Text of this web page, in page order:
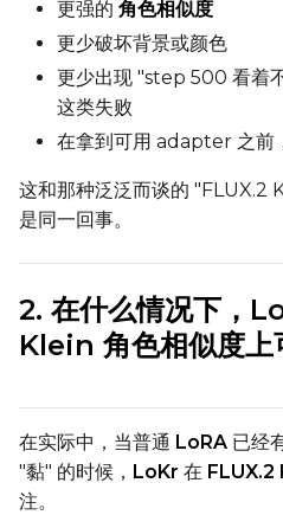
更强的 角色相似度
更少破坏背景或颜色
更少出现 "step 500 看着
这类失败
在拿到可用 adapter 之前
这和那种泛泛而谈的 "FLUX.2
是同一回事。
2. 在什么情况下，
Klein 角色相似度
在实际中，当普通 LoRA 已经
"黏" 的时候， LoKr 在 FLUX.2
注。